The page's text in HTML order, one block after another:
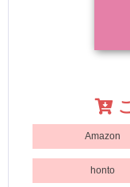
Amazon
honto